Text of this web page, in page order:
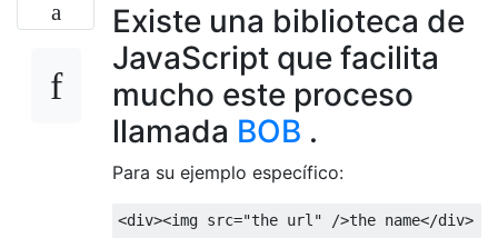
Existe una biblioteca de
JavaScript que facilita
mucho este proceso
llamada BOB .
Para su ejemplo específico:
<div><img src="the url" />the name</div>